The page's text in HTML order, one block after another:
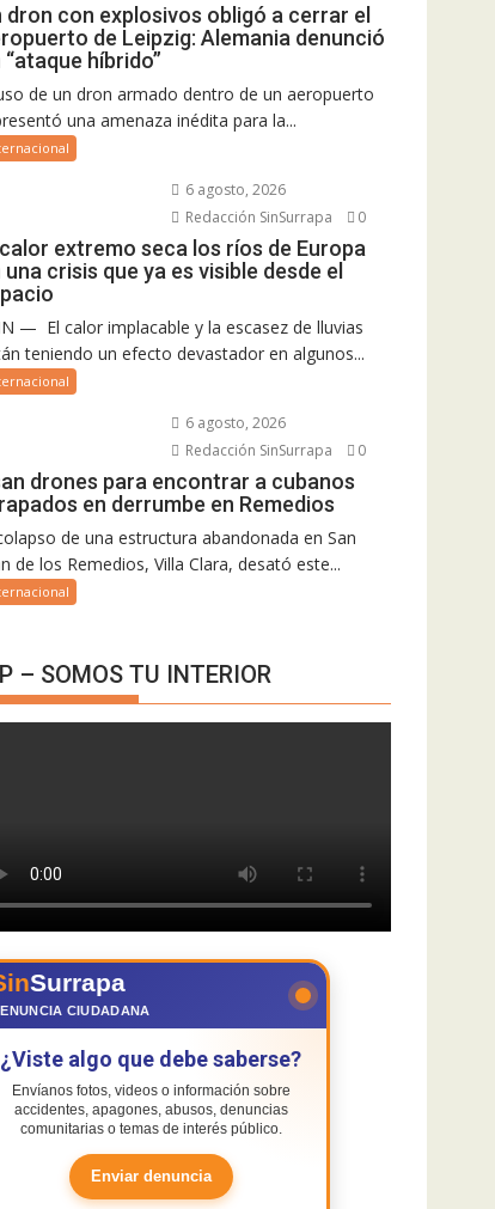
dron con explosivos obligó a cerrar el
de Leipzig: Alemania denunció
“ataque híbrido”
de un dron armado dentro de un aeropuerto
una amenaza inédita para la...
6 agosto, 2026
Redacción SinSurrapa
0
extremo seca los ríos de Europa
una crisis que ya es visible desde el
— El calor implacable y la escasez de lluvias
teniendo un efecto devastador en algunos...
6 agosto, 2026
Redacción SinSurrapa
0
drones para encontrar a cubanos
en derrumbe en Remedios
de una estructura abandonada en San
de los Remedios, Villa Clara, desató este...
– SOMOS TU INTERIOR
Surrapa
CIUDADANA
¿Viste algo que debe saberse?
Envíanos fotos, videos o información sobre
accidentes, apagones, abusos, denuncias
comunitarias o temas de interés público.
Enviar denuncia